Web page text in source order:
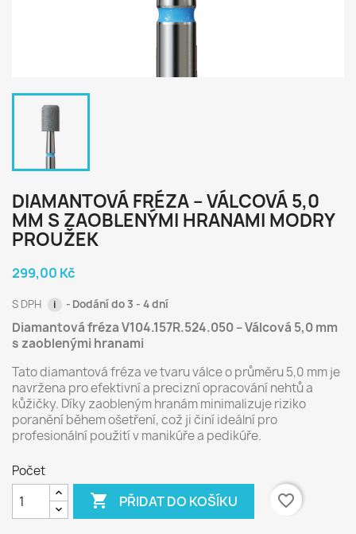
DIAMANTOVÁ FRÉZA – VÁLCOVÁ 5,0
MM S ZAOBLENÝMI HRANAMI MODRY
PROUŽEK
299,00 Kč
S DPH i Dodání do 3 - 4 dní
Diamantová fréza V104.157R.524.050 – Válcová 5,0 mm
s zaoblenými hranami
Tato diamantová fréza ve tvaru válce o průměru 5,0 mm je
navržena pro efektivní a precizní opracování nehtů a
kůžičky. Díky zaobleným hranám minimalizuje riziko
poranění během ošetření, což ji činí ideální pro
profesionální použití v manikúře a pedikúře.
Počet
 PŘIDAT DO KOŠÍKU favorite_border